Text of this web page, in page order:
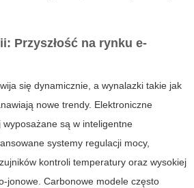
Przyszłość na rynku e-
się dynamicznie, a wynalazki takie jak
nowe trendy. Elektroniczne
są w inteligentne
systemy regulacji mocy,
kontroli temperatury oraz wysokiej
jonowe. Carbonowe modele często